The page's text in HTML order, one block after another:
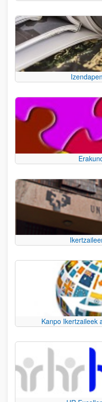
Kanpo Ikertzaileek